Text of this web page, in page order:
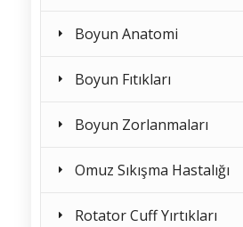
Boyun Anatomi
Boyun Fıtıkları
Boyun Zorlanmaları
Omuz Sıkışma Hastalığı
Rotator Cuff Yırtıkları